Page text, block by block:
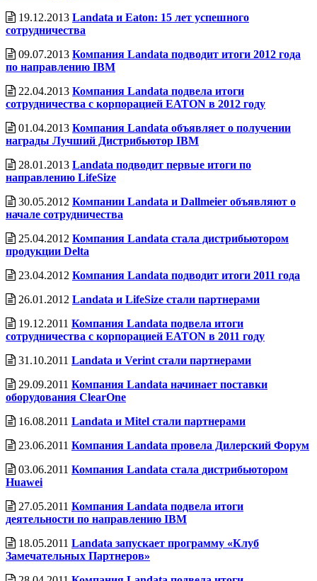
19.12.2013 Landata и Eaton: 15 лет успешного
сотрудничества
09.07.2013 Компания Landata подводит итоги 2012 года
по направлению IBM
22.04.2013 Компания Landata подвела итоги
сотрудничества с корпорацией EATON в 2012 году
01.04.2013 Компания Landata объявляет о получении
награды Лучший Дистрибьютор IBM
28.01.2013 Landata подводит первые итоги по
направлению LifeSize
30.05.2012 Компании Landata и Dallmeier объявляют о
начале сотрудничества
25.04.2012 Компания Landata стала дистрибьютором
продукции Delta
23.04.2012 Компания Landata подводит итоги 2011 года
26.01.2012 Landata и LifeSize стали партнерами
19.12.2011 Компания Landata подвела итоги
сотрудничества с корпорацией EATON в 2011 году
31.10.2011 Landata и Verint стали партнерами
29.09.2011 Компания Landata начинает поставки
оборудования ClearOne
16.08.2011 Landata и Mitel стали партнерами
23.06.2011 Компания Landata провела Дилерский Форум
03.06.2011 Компания Landata стала дистрибьютором
Huawei
27.05.2011 Компания Landata подвела итоги
деятельности по направлению IBM
18.05.2011 Landata запускает программу «Клуб
Замечательных Партнеров»